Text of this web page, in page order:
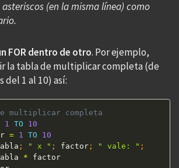
(en la misma línea) como
FOR dentro de otro. Por ejemplo,
la tabla de multiplicar completa (de
del 1 al 10) así:
multiplicar completa
1 TO
10
= 1 TO
10
; " x " ; factor ; " vale: " ;
*